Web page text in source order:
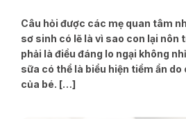
Câu hỏi được các mẹ quan tâm
sơ sinh có lẽ là vì sao con lại nôn
phải là điều đáng lo ngại không
sữa có thể là biểu hiện tiềm ẩn do
của bé. […]